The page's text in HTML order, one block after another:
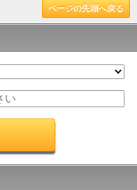
ページの先頭へ戻る